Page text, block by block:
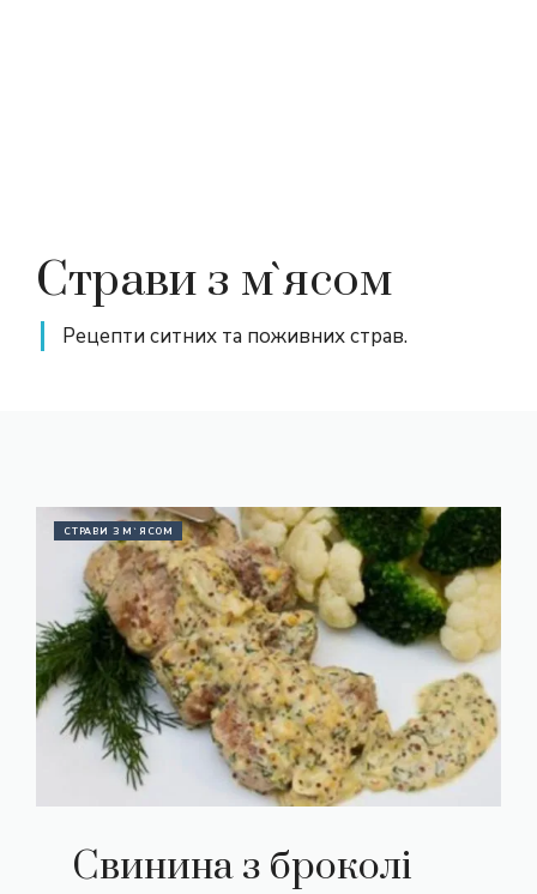
Страви з м`ясом
Рецепти ситних та поживних страв.
СТРАВИ З М`ЯСОМ
Свинина з броколі